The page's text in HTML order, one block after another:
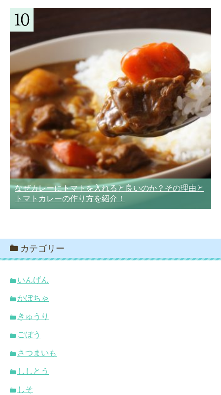
なぜカレーにトマトを入れると良いのか？その理由と
トマトカレーの作り方を紹介！
カテゴリー
いんげん
かぼちゃ
きゅうり
ごぼう
さつまいも
ししとう
しそ